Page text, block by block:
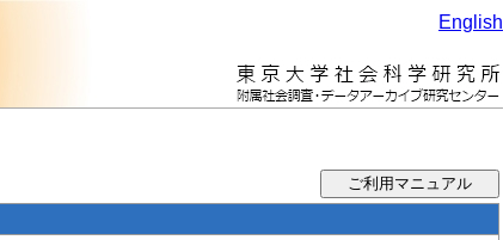
English